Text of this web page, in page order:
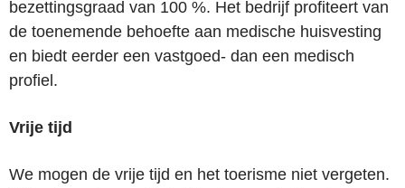
bezettingsgraad van 100 %. Het bedrijf profiteert van
de toenemende behoefte aan medische huisvesting
en biedt eerder een vastgoed- dan een medisch
profiel.
Vrije tijd
We mogen de vrije tijd en het toerisme niet vergeten.